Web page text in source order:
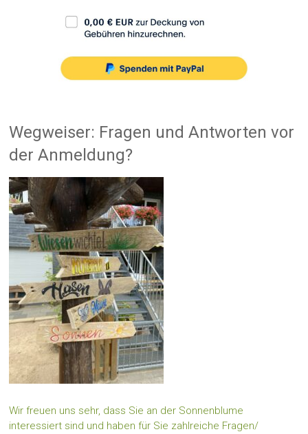
Wegweiser: Fragen und Antworten vor
der Anmeldung?
Wir freuen uns sehr, dass Sie an der Sonnenblume
interessiert sind und haben für Sie zahlreiche Fragen/